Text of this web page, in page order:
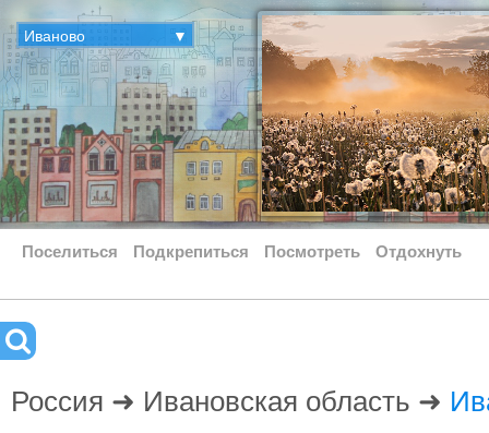
Иваново ▼
Поселиться Подкрепиться Посмотреть Отдохнуть
Россия ➜ Ивановская область ➜